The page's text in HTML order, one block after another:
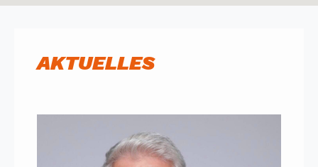
AKTUELLES